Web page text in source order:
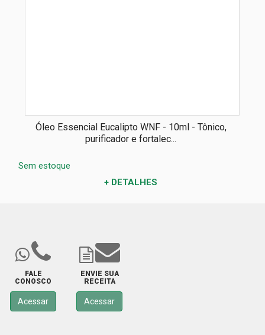
Óleo Essencial Eucalipto WNF - 10ml - Tônico,
purificador e fortalec...
Sem estoque
+ DETALHES
FALE
CONOSCO
Acessar
ENVIE SUA
RECEITA
Acessar